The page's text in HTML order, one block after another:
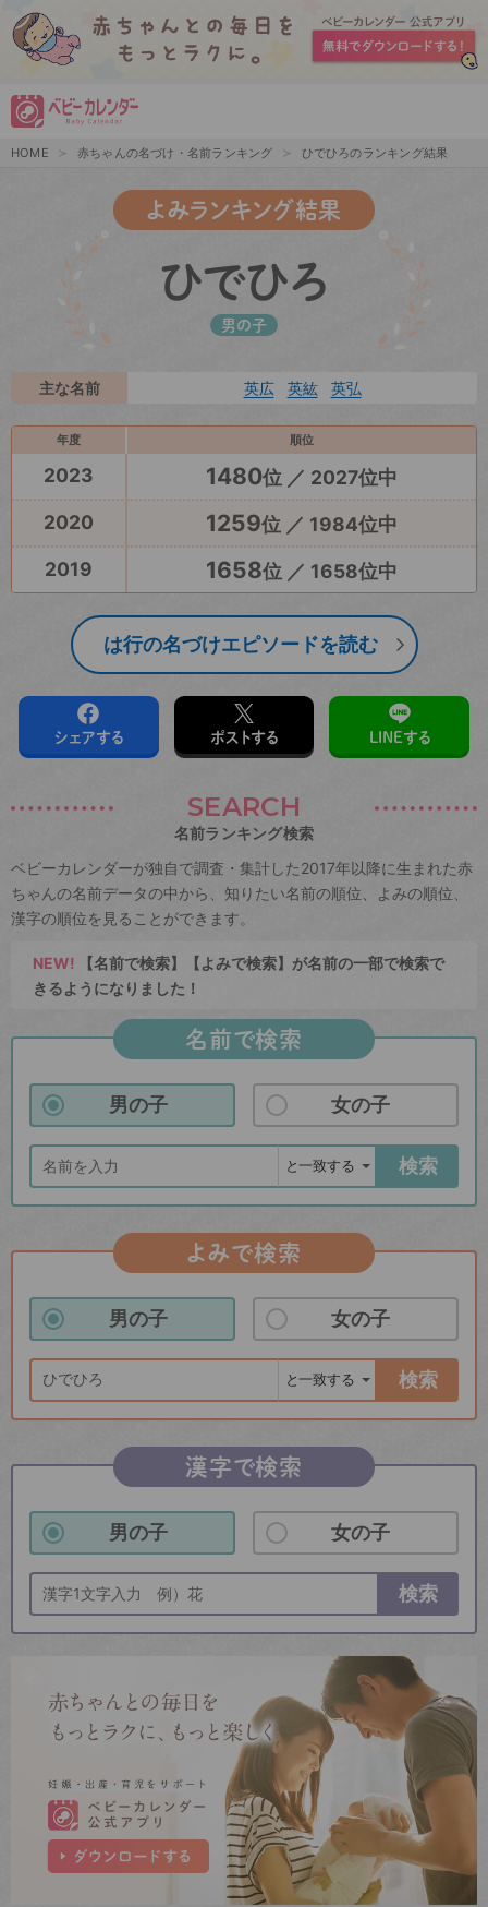
HOME 赤ちゃんの名づけ・名前ランキング ひでひろのランキング結果
よみランキング結果
ひでひろ
男の子
主な名前 英広 英紘 英弘
年度 順位
2023 1480位 ／ 2027位中
2020
1259位 ／ 1984位中
2019
1658位 ／ 1658位中
は行の名づけエピソードを読む
シェアする ポストする LINEする
SEARCH
名前ランキング検索
ベビーカレンダーが独自で調査・集計した2017年以降に生まれた赤
ちゃんの名前データの中から、知りたい名前の順位、よみの順位、
漢字の順位を見ることができます。
NEW! 【名前で検索】【よみで検索】が名前の一部で検索で
きるようになりました！
名前で検索
男の子 女の子
検索
よみで検索
男の子 女の子
検索
漢字で検索
男の子 女の子
検索